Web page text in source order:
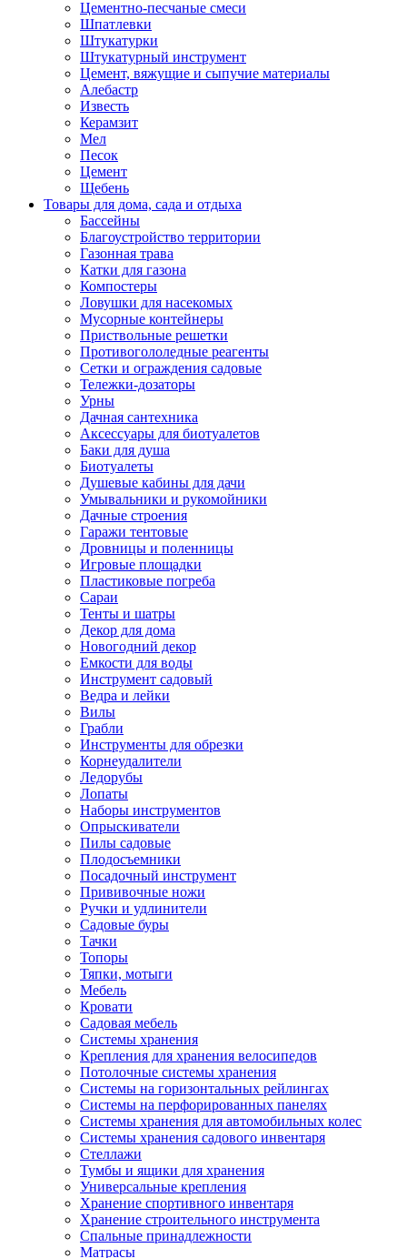
Цементно-песчаные смеси
Шпатлевки
Штукатурки
Штукатурный инструмент
Цемент, вяжущие и сыпучие материалы
Алебастр
Известь
Керамзит
Мел
Песок
Цемент
Щебень
Товары для дома, сада и отдыха
Бассейны
Благоустройство территории
Газонная трава
Катки для газона
Компостеры
Ловушки для насекомых
Мусорные контейнеры
Приствольные решетки
Противогололедные реагенты
Сетки и ограждения садовые
Тележки-дозаторы
Урны
Дачная сантехника
Аксессуары для биотуалетов
Баки для душа
Биотуалеты
Душевые кабины для дачи
Умывальники и рукомойники
Дачные строения
Гаражи тентовые
Дровницы и поленницы
Игровые площадки
Пластиковые погреба
Сараи
Тенты и шатры
Декор для дома
Новогодний декор
Емкости для воды
Инструмент садовый
Ведра и лейки
Вилы
Грабли
Инструменты для обрезки
Корнеудалители
Ледорубы
Лопаты
Наборы инструментов
Опрыскиватели
Пилы садовые
Плодосъемники
Посадочный инструмент
Прививочные ножи
Ручки и удлинители
Садовые буры
Тачки
Топоры
Тяпки, мотыги
Мебель
Кровати
Садовая мебель
Системы хранения
Крепления для хранения велосипедов
Потолочные системы хранения
Системы на горизонтальных рейлингах
Системы на перфорированных панелях
Системы хранения для автомобильных колес
Системы хранения садового инвентаря
Стеллажи
Тумбы и ящики для хранения
Универсальные крепления
Хранение спортивного инвентаря
Хранение строительного инструмента
Спальные принадлежности
Матрасы